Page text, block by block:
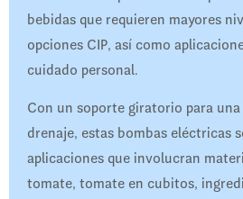
bebidas que requieren mayores
opciones CIP, así como
cuidado personal.
Con un soporte giratorio para
drenaje, estas bombas eléctricas
aplicaciones que involucran
tomate, tomate en cubitos,